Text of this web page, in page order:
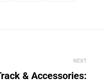
NEXT
& Accessories: